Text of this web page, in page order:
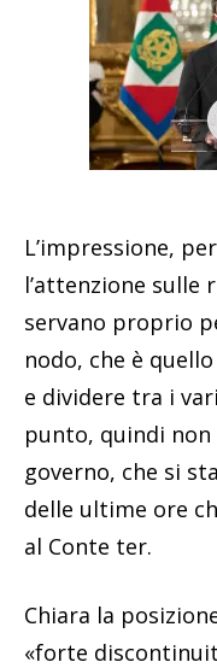
L’impressione,
l’attenzione
servano proprio
nodo, che è
e dividere tra i
punto, quindi
governo, che si
delle ultime ore
al Conte ter.
Chiara la
«forte